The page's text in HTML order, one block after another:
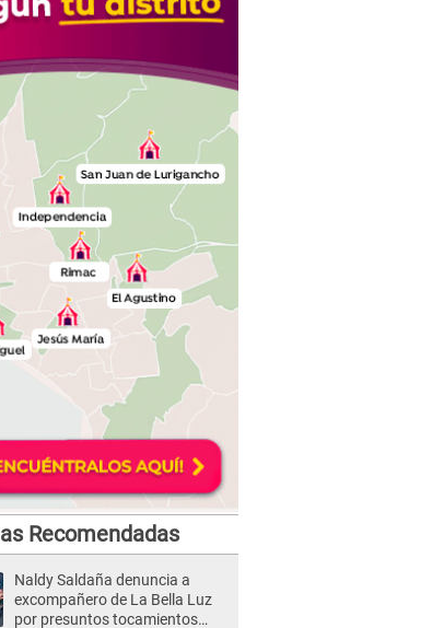
Recomendadas
Naldy Saldaña denuncia a
excompañero de La Bella Luz
por presuntos tocamientos